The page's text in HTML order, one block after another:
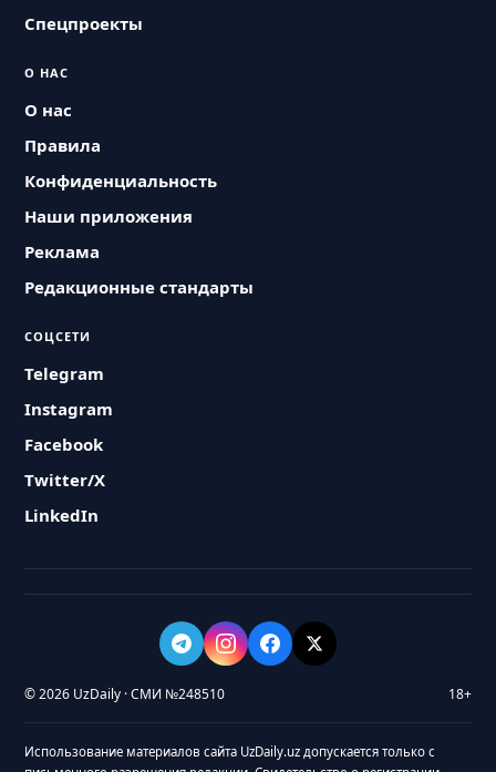
Спецпроекты
О НАС
О нас
Правила
Конфиденциальность
Наши приложения
Реклама
Редакционные стандарты
СОЦСЕТИ
Telegram
Instagram
Facebook
Twitter/X
LinkedIn
© 2026 UzDaily · СМИ №248510 18+
Использование материалов сайта UzDaily.uz допускается только с